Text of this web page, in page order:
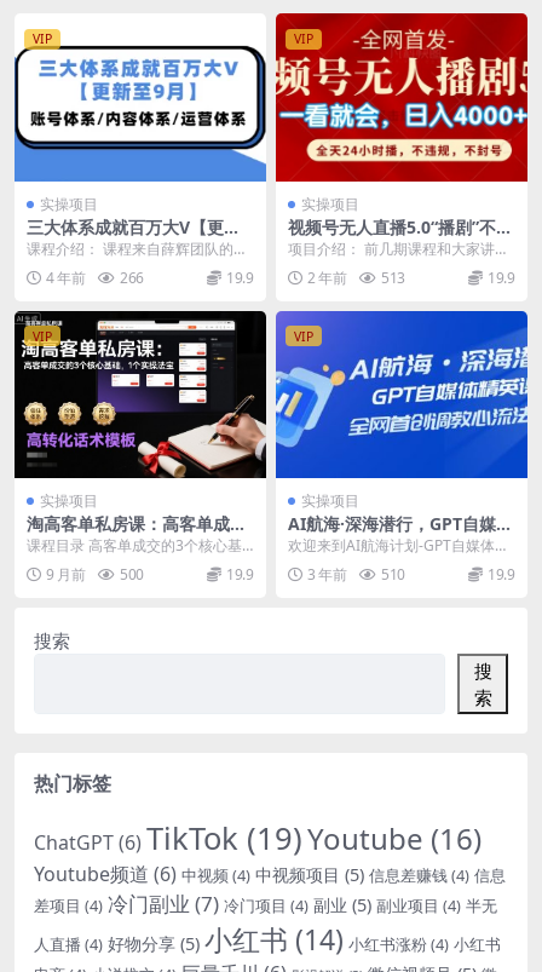
VIP
实操项目
三大体系成就百万大V【更新
至9月】，账号体系/内容体系/
运营体系 (26节课)
课程介绍： 课程来自薛辉团队的三
大体系成就百万大V【更新至9
月】，价值7980元...
4 年前 266 19.9
VIP
实操项目
视频号无人直播5.0“播剧”不违
规，不封号，流量爆棚，纯小
白轻松上手
项目介绍： 前几期课程和大家讲过
抖音和快手播剧怎么播剧，我们团
队经过两个月的测试...
2 年前 513 19.9
VIP
实操项目
淘高客单私房课：高客单成交
的3个核心基础，1个实操法宝
课程目录 高客单成交的3个核心基
础，1个实操法宝 资源下载地址
9 月前 500 19.9
VIP
实操项目
AI航海·深海潜行，GPT自媒体
精英课，全网首创调教心流法
3.0（20节课）
欢迎来到AI航海计划-GPT自媒体精
英课！这是一门不仅适合自媒体从
业者，还包括营...
3 年前 510 19.9
搜索
搜
索
热门标签
ChatGPT(6) TikTok (19)Youtube (16)
Youtube频道 (6) 中视频(4) 中视频项目 (5) 信息差赚钱(4) 信息
差项目 (4) 冷门副业 (7) 冷门项目 (4) 副业 (5) 副业项目 (4) 半无
人直播 (4) 好物分享 (5) 小红书 (14) 小红书涨粉(4) 小红书